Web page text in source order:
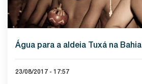
Água para a aldeia Tuxá na Bahia
23/08/2017 - 17:57